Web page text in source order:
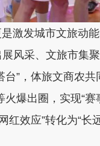
激发城市文旅动能
展风采、文旅市
台”，体旅文商农共
火爆出圈，实现“
红效应”转化为“长